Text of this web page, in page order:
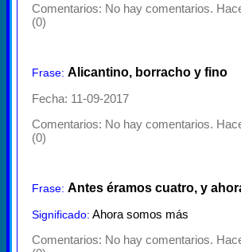
Comentarios: No hay comentarios.
(0)
Frase: Alicantino, borracho y fino
Fecha: 11-09-2017
Comentarios: No hay comentarios.
(0)
Frase: Antes éramos cuatro, y
Significado: Ahora somos más
Comentarios: No hay comentarios.